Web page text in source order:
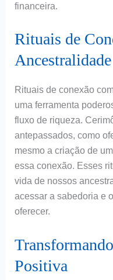
financeira.
Rituais de
Ancestralidade
Rituais de conexão
uma ferramenta
fluxo de riqueza.
antepassados, como
mesmo a criação de
essa conexão. Esses
vida de nossos
acessar a sabedoria e
oferecer.
Positiva